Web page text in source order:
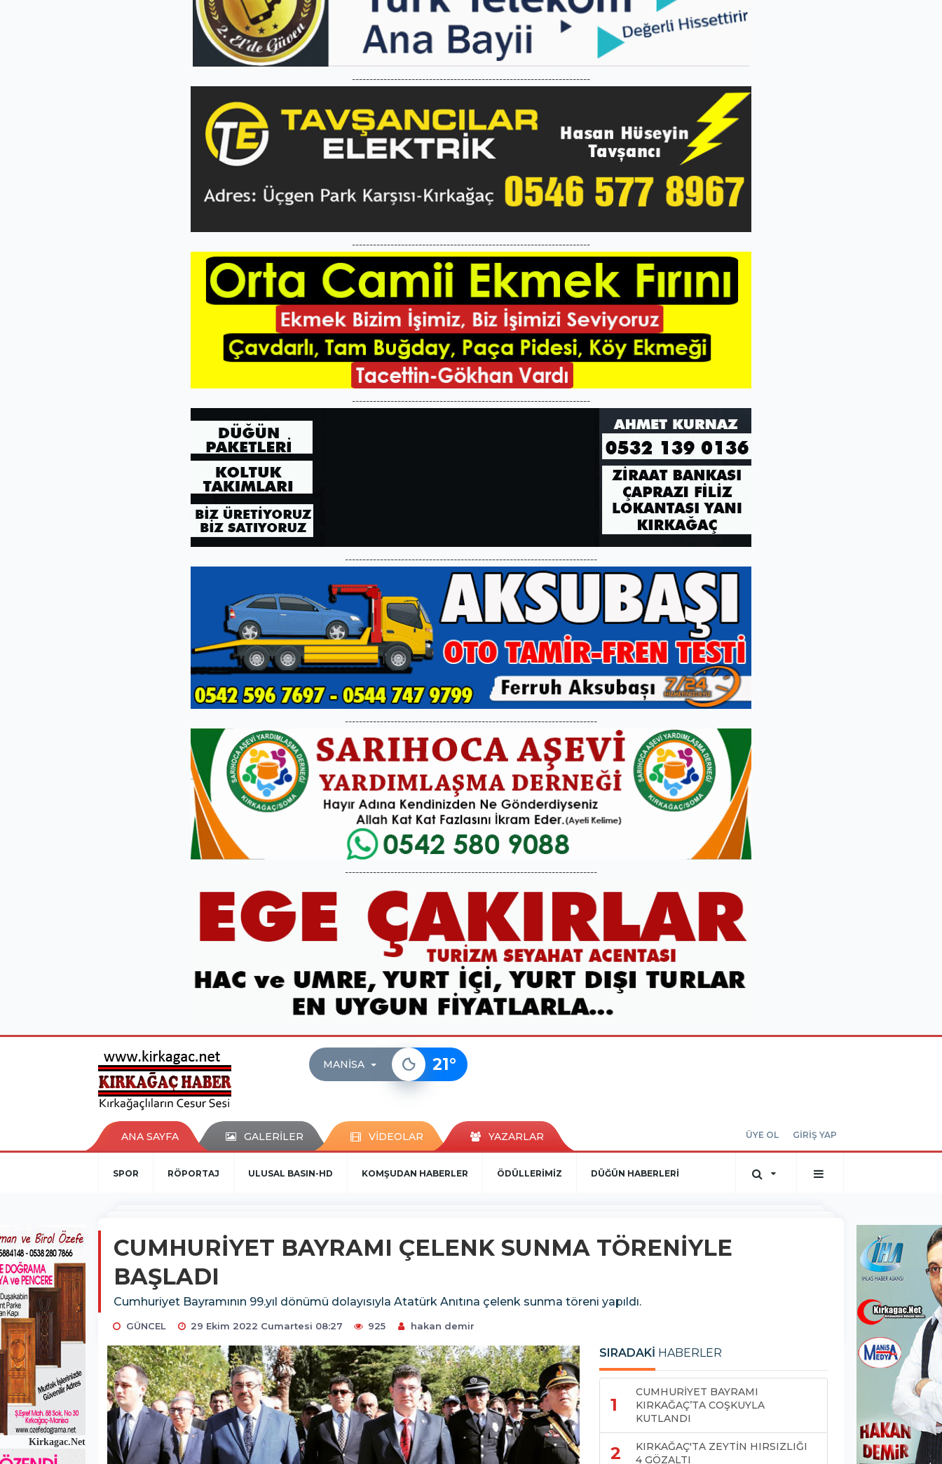
--------------------------------------------------------------------
--------------------------------------------------------------------
--------------------------------------------------------------------
------------------------------------------------------------------------
------------------------------------------------------------------------
------------------------------------------------------------------------
MANISA 21°
ANA SAYFA GALERİLER VİDEOLAR YAZARLAR ÜYE OL GİRİŞ YAP
SPOR RÖPORTAJ ULUSAL BASIN-HD KOMŞUDAN HABERLER ÖDÜLLERİMİZ DÜĞÜN HABERLERİ
CUMHURİYET BAYRAMI ÇELENK SUNMA TÖRENİYLE
BAŞLADI
Cumhuriyet Bayramının 99.yıl dönümü dolayısıyla Atatürk Anıtına çelenk sunma töreni yapıldı.
GÜNCEL 29 Ekim 2022 Cumartesi 08:27 925 hakan demir
SIRADAKİ HABERLER
1
CUMHURİYET BAYRAMI
KIRKAĞAÇ’TA COŞKUYLA
KUTLANDI
2
KIRKAĞAÇ'TA ZEYTİN HIRSIZLIĞI
4 GÖZALTI
Kirkagac.Net